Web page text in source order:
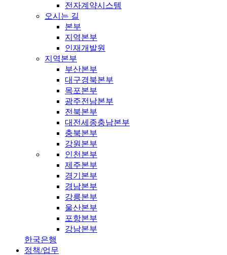
전자계약시스템
오시는 길
본부
지역본부
인재개발원
지역본부
부산본부
대구경북본부
목포본부
광주전남본부
전북본부
대전세종충남본부
충북본부
강원본부
인천본부
제주본부
경기본부
경남본부
강릉본부
울산본부
포항본부
강남본부
한국은행
정책/업무